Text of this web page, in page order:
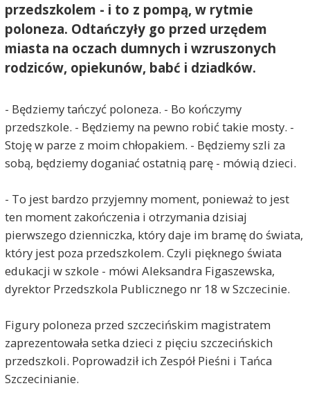
przedszkolem - i to z pompą, w rytmie
poloneza. Odtańczyły go przed urzędem
miasta na oczach dumnych i wzruszonych
rodziców, opiekunów, babć i dziadków.
- Będziemy tańczyć poloneza. - Bo kończymy
przedszkole. - Będziemy na pewno robić takie mosty. -
Stoję w parze z moim chłopakiem. - Będziemy szli za
sobą, będziemy doganiać ostatnią parę - mówią dzieci.
- To jest bardzo przyjemny moment, ponieważ to jest
ten moment zakończenia i otrzymania dzisiaj
pierwszego dzienniczka, który daje im bramę do świata,
który jest poza przedszkolem. Czyli pięknego świata
edukacji w szkole - mówi Aleksandra Figaszewska,
dyrektor Przedszkola Publicznego nr 18 w Szczecinie.
Figury poloneza przed szczecińskim magistratem
zaprezentowała setka dzieci z pięciu szczecińskich
przedszkoli. Poprowadził ich Zespół Pieśni i Tańca
Szczecinianie.